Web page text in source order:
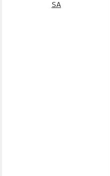
SA